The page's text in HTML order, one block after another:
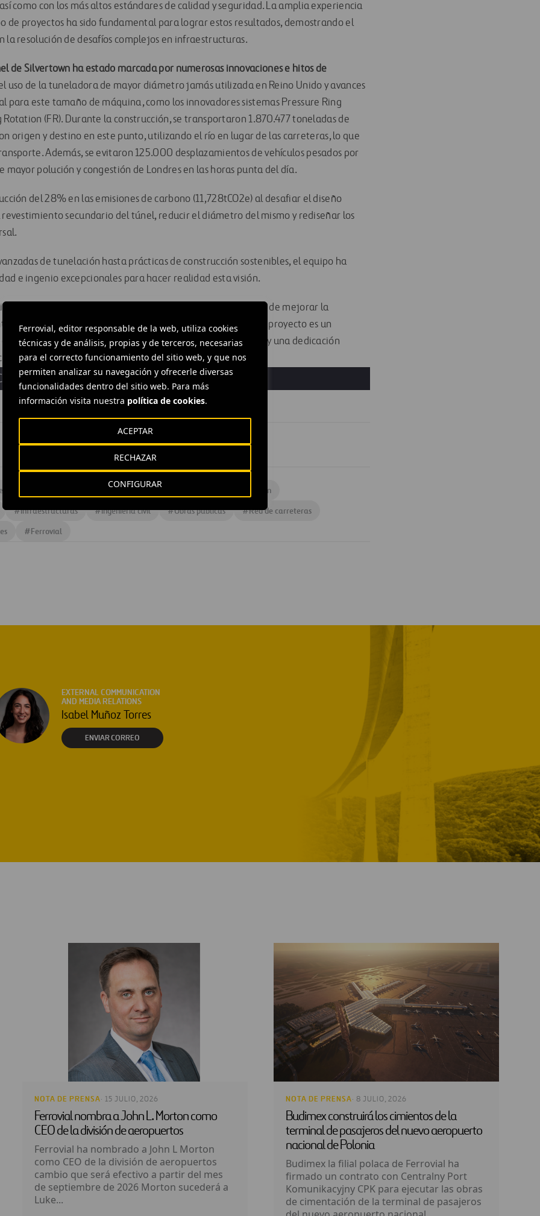
Ferrovial, editor responsable de la web, utiliza cookies
técnicas y de análisis, propias y de terceros, necesarias
para el correcto funcionamiento del sitio web, y que nos
permiten analizar su navegación y ofrecerle diversas
funcionalidades dentro del sitio web. Para más
información visita nuestra política de cookies.
CONFIGURAR
RECHAZAR
ACEPTAR
como con los más altos estándares de calidad y seguridad. La amplia experiencia
de proyectos ha sido fundamental para lograr estos resultados, demostrando el
la resolución de desafíos complejos en infraestructuras.
de Silvertown ha estado marcada por numerosas innovaciones e hitos de
uso de la tuneladora de mayor diámetro jamás utilizada en Reino Unido y avances
para este tamaño de máquina, como los innovadores sistemas Pressure Ring
Rotation (FR). Durante la construcción, se transportaron 1.870.477 toneladas de
origen y destino en este punto, utilizando el río en lugar de las carreteras, lo que
Además, se evitaron 125.000 desplazamientos de vehículos pesados por
mayor polución y congestión de Londres en las horas punta del día.
del 28% en las emisiones de carbono (11,728tCO2e) al desafiar el diseño
secundario del túnel, reducir el diámetro del mismo y rediseñar los
de tunelación hasta prácticas de construcción sostenibles, el equipo ha
e ingenio excepcionales para hacer realidad esta visión.
del túnel de Silvertown, Ferrovial reafirma su compromiso de mejorar la
al desarrollo de ciudades resilientes y sostenibles. Este proyecto es un
se puede lograr mediante la colaboración, la innovación y una dedicación
a lo largo de todo el ciclo de vida del proyecto.
Diseño e ingeniería
Diseño y construcción
#Infraestructuras #Ingeniería civil #Obras publicas #Red de carreteras
#Ferrovial
EXTERNAL COMMUNICATION
AND MEDIA RELATIONS
Isabel Muñoz Torres
ENVIAR CORREO
NOTA DE PRENSA· 15 JULIO, 2026
Ferrovial nombra a John L. Morton como
CEO de la división de aeropuertos
Ferrovial ha nombrado a John L Morton
como CEO de la división de aeropuertos
cambio que será efectivo a partir del mes
de septiembre de 2026 Morton sucederá a
Luke...
NOTA DE PRENSA· 8 JULIO, 2026
Budimex construirá los cimientos de la
terminal de pasajeros del nuevo aeropuerto
nacional de Polonia
Budimex la filial polaca de Ferrovial ha
firmado un contrato con Centralny Port
Komunikacyjny CPK para ejecutar las obras
de cimentación de la terminal de pasajeros